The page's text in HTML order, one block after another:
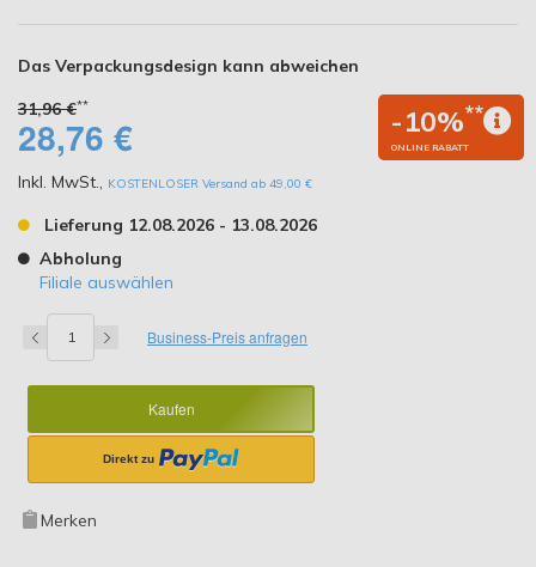
Das Verpackungsdesign kann abweichen
31,96 €** -10%**
ONLINE RABATT
28,76 €
Inkl. MwSt., KOSTENLOSER Versand ab 49,00 €
Lieferung 12.08.2026 - 13.08.2026
Abholung
Filiale auswählen
Business-Preis anfragen
Kaufen
Merken